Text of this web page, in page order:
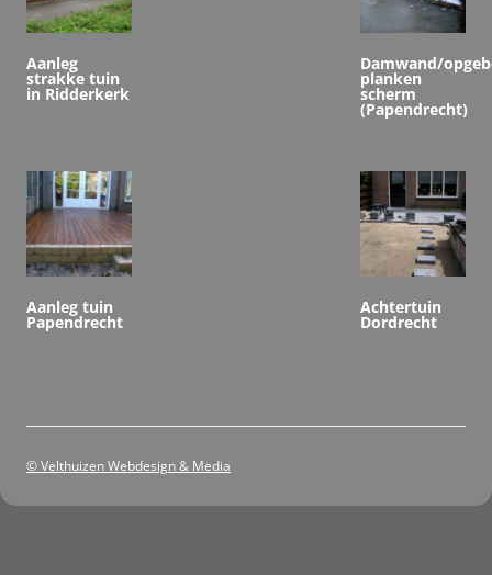
Aanleg
strakke tuin
in Ridderkerk
Damwand/
planken
scherm
(Papendrecht)
Aanleg tuin
Papendrecht
Achtertuin
Dordrecht
© Velthuizen Webdesign & Media